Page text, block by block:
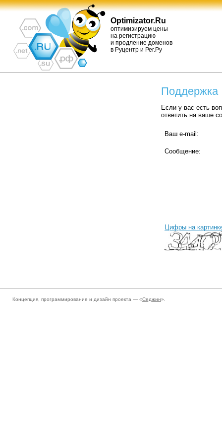
Optimizator.Ru
оптимизируем цены
на регистрацию
и продление доменов
в Руцентр и Рег.Ру
Поддержка
Если у вас есть
ответить на ваше
Ваш e-mail:
Сообщение:
Цифры на
Концепция, программирование и дизайн проекта — «Седжин».